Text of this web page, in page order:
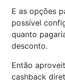
E as opções
possível
quanto
desconto.
Então
cashback